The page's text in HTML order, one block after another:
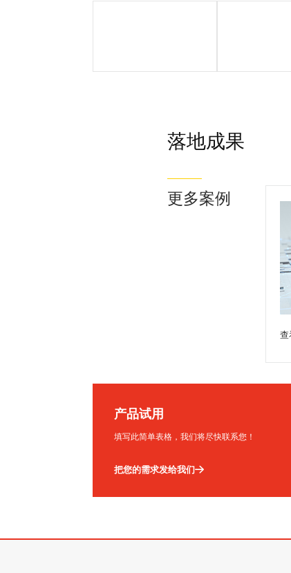
落地成果
更多案例
查
产品试用
填写此简单表格，我们将尽快联系您！
把您的需求发给我们